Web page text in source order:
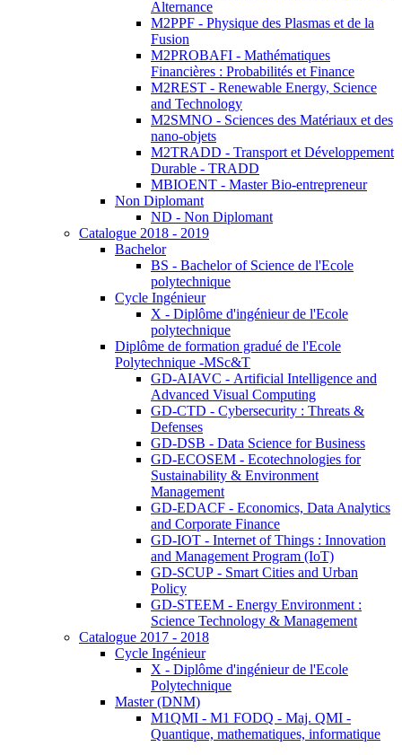
Alternance
M2PPF - Physique des Plasmas et de la
Fusion
M2PROBAFI - Mathématiques
Financières : Probabilités et Finance
M2REST - Renewable Energy, Science
and Technology
M2SMNO - Sciences des Matériaux et des
nano-objets
M2TRADD - Transport et Développement
Durable - TRADD
MBIOENT - Master Bio-entrepreneur
Non Diplomant
ND - Non Diplomant
Catalogue 2018 - 2019
Bachelor
BS - Bachelor of Science de l'Ecole
polytechnique
Cycle Ingénieur
X - Diplôme d'ingénieur de l'Ecole
polytechnique
Diplôme de formation gradué de l'Ecole
Polytechnique -MSc&T
GD-AIAVC - Artificial Intelligence and
Advanced Visual Computing
GD-CTD - Cybersecurity : Threats &
Defenses
GD-DSB - Data Science for Business
GD-ECOSEM - Ecotechnologies for
Sustainability & Environment
Management
GD-EDACF - Economics, Data Analytics
and Corporate Finance
GD-IOT - Internet of Things : Innovation
and Management Program (IoT)
GD-SCUP - Smart Cities and Urban
Policy
GD-STEEM - Energy Environment :
Science Technology & Management
Catalogue 2017 - 2018
Cycle Ingénieur
X - Diplôme d'ingénieur de l'Ecole
Polytechnique
Master (DNM)
M1QMI - M1 FODQ - Maj. QMI -
Quantique, mathematiques, informatique